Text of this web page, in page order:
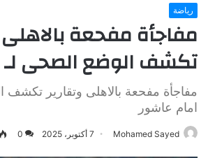
رياضة
مفاجأة مفحعة بالاهلى
تكشف الوضع الصحى لـ
مفاجأة مفحعة بالاهلى وتقارير تكشف
امام عاشور
Mohamed Sayed 7 أكتوبر، 2025 0